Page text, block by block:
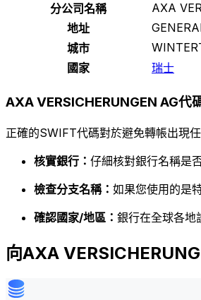
分公司名稱
AXA
地址
城市
國家
瑞士
AXA VERSICHERUNGEN AG代
正確的SWIFT代碼對於避免轉帳出現
核實銀行： 仔細核對銀行名稱是
檢查分支名稱： 如果您使用的是
確認國家/地區： 銀行在全球各地
向AXA